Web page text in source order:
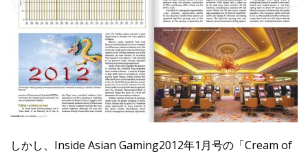
しかし、Inside Asian Gaming2012年1月号の「Cream of